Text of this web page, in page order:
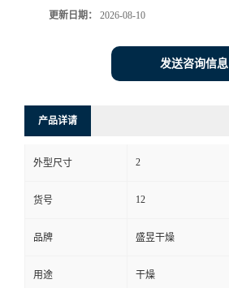
更新日期： 2026-08-10
发送咨询信息
产品详请
外型尺寸 2
货号 12
品牌 盛昱干燥
用途 干燥